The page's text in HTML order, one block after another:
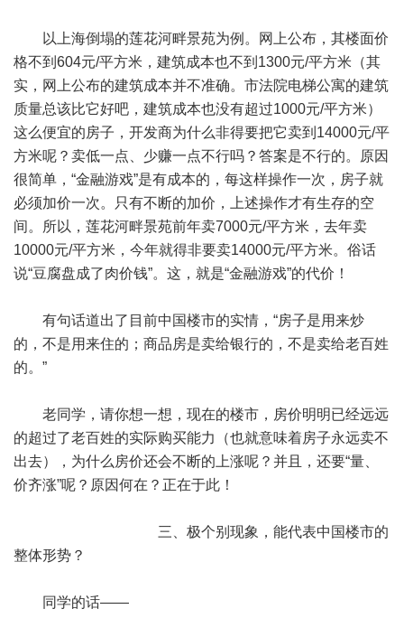
以上海倒塌的莲花河畔景苑为例。网上公布，其楼面价
格不到604元/平方米，建筑成本也不到1300元/平方米（其
实，网上公布的建筑成本并不准确。市法院电梯公寓的建筑
质量总该比它好吧，建筑成本也没有超过1000元/平方米）
这么便宜的房子，开发商为什么非得要把它卖到14000元/平
方米呢？卖低一点、少赚一点不行吗？答案是不行的。原因
很简单，“金融游戏”是有成本的，每这样操作一次，房子就
必须加价一次。只有不断的加价，上述操作才有生存的空
间。所以，莲花河畔景苑前年卖7000元/平方米，去年卖
10000元/平方米，今年就得非要卖14000元/平方米。俗话
说“豆腐盘成了肉价钱”。这，就是“金融游戏”的代价！
有句话道出了目前中国楼市的实情，“房子是用来炒
的，不是用来住的；商品房是卖给银行的，不是卖给老百姓
的。”
老同学，请你想一想，现在的楼市，房价明明已经远远
的超过了老百姓的实际购买能力（也就意味着房子永远卖不
出去），为什么房价还会不断的上涨呢？并且，还要“量、
价齐涨”呢？原因何在？正在于此！
三、极个别现象，能代表中国楼市的
整体形势？
同学的话——